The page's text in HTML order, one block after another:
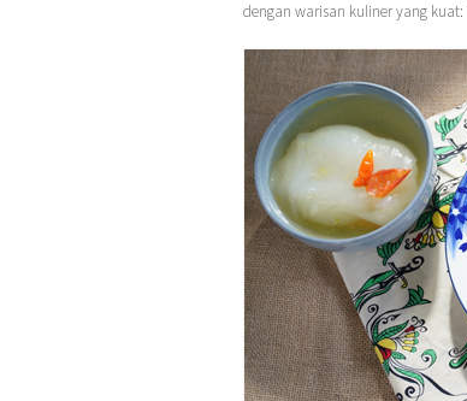
dengan warisan kuliner yang